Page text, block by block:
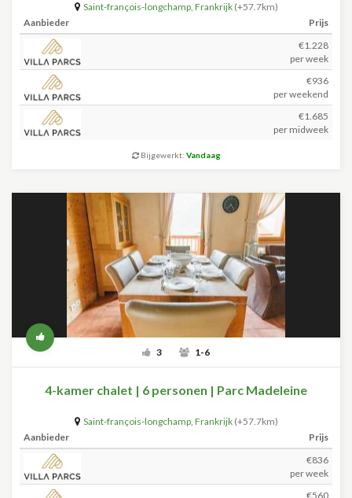
Saint-françois-longchamp, Frankrijk (+57.7km)
Aanbieder
Prijs
€1.228
per week
€936
per weekend
€1.685
per midweek
Bijgewerkt: Vandaag
3 1-6
4-kamer chalet | 6 personen | Parc Madeleine
Saint-françois-longchamp, Frankrijk (+57.7km)
Aanbieder
Prijs
€836
per week
€560